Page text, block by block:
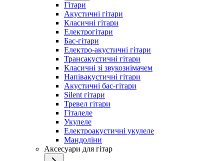
Гітари
Акустичні гітари
Класичні гітари
Електрогітари
Бас-гітари
Електро-акустичні гітари
Трансакустичні гітари
Класичні зі звукознімачем
Напівакустичні гітари
Акустичні бас-гітари
Silent гітари
Тревел гітари
Гіталеле
Укулеле
Електроакустичні укулеле
Мандоліни
Аксесуари для гітар